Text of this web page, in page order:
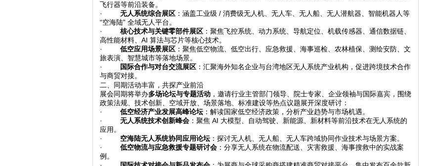
飞行器等前沿装备。
· 无人系统综合展区：涵盖工业级 / 消费级无人机、无人车、无人船、无人潜航器、智能机器人等
“空海陆” 全域无人平台。
· 核心技术与关键零部件展区：聚焦飞控系统、动力系统、导航定位、机载传感器、通信数据链、
高性能材料、AI 算法与芯片等核心技术。
· 低空应用场景展区：聚焦低空物流、低空出行、应急救援、海事巡检、农林植保、测绘安防、文
旅表演、智慧城市等落地场景。
·
国际合作与对台交流展区：汇聚海外知名企业与台湾地区无人系统产业机构，促进跨境技术合作
与商贸对接。
二、同期活动丰富，共探产业前沿
展会同期将举办多场论坛与专题活动，邀请行业主管部门领导、院士专家、企业领袖与国际嘉宾，围绕
政策法规、技术创新、空域开放、场景落地、标准建设等热点议题展开深度研讨：
· 低空经济产业发展高峰论坛：解读国家低空经济政策，分析产业趋势与市场机遇。
· 无人系统技术创新峰会：聚焦 AI 大模型、自动驾驶、新能源、新材料等前沿技术在无人系统的
应用。
· 空海陆无人系统协同应用论坛：探讨无人机、无人船、无人车跨域协同作业技术与场景方案。
· 低空物流与应急救援专题研讨会：分享无人系统在物流配送、灾害救援、海事搜救中的实战案
例。